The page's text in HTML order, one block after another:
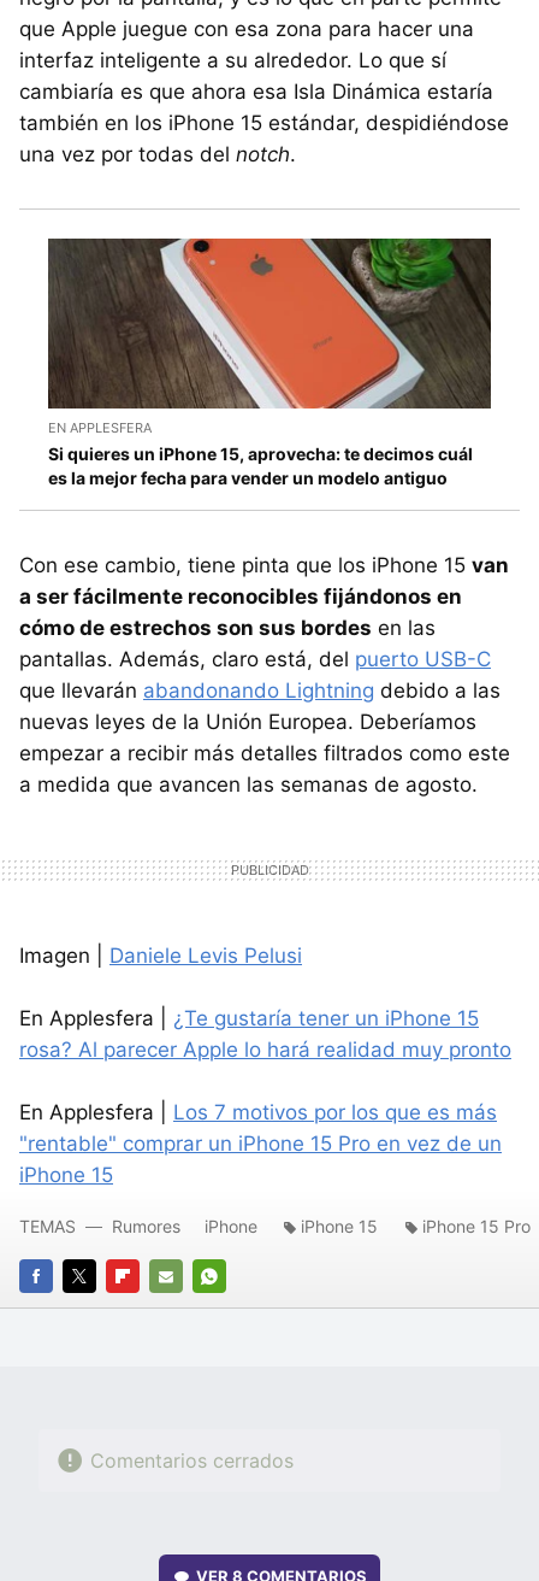
que Apple juegue con esa zona para hacer una
interfaz inteligente a su alrededor. Lo que sí
cambiaría es que ahora esa Isla Dinámica estaría
también en los iPhone 15 estándar, despidiéndose
una vez por todas del notch.
EN APPLESFERA
Si quieres un iPhone 15, aprovecha: te decimos cuál
es la mejor fecha para vender un modelo antiguo
Con ese cambio, tiene pinta que los iPhone 15 van
a ser fácilmente reconocibles fijándonos en
cómo de estrechos son sus bordes en las
pantallas. Además, claro está, del puerto USB-C
que llevarán abandonando Lightning debido a las
nuevas leyes de la Unión Europea. Deberíamos
empezar a recibir más detalles filtrados como este
a medida que avancen las semanas de agosto.
Imagen | Daniele Levis Pelusi
En Applesfera | ¿Te gustaría tener un iPhone 15
rosa? Al parecer Apple lo hará realidad muy pronto
En Applesfera | Los 7 motivos por los que es más
"rentable" comprar un iPhone 15 Pro en vez de un
iPhone 15
FACEBOOK
TWITTERFLIPBOARD
E-
WHATSAPP
TEMAS Rumores iPhone iPhone 15 iPhone 15 Pro
Comentarios cerrados
VER 8 COMENTARIOS